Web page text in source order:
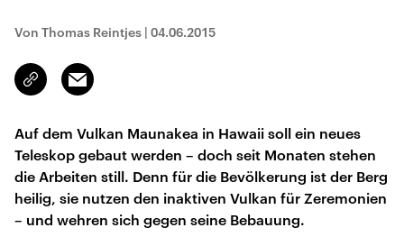
Von Thomas Reintjes | 04.06.2015
Link
kopieren/teilen
Email
Auf dem Vulkan Maunakea in Hawaii soll ein neues
Teleskop gebaut werden – doch seit Monaten stehen
die Arbeiten still. Denn für die Bevölkerung ist der Berg
heilig, sie nutzen den inaktiven Vulkan für Zeremonien
– und wehren sich gegen seine Bebauung.